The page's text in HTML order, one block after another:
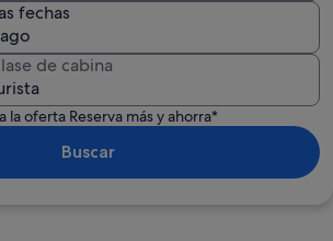
fechas
de cabina
la oferta Reserva más y ahorra*
Buscar